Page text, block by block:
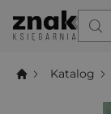
Katalog